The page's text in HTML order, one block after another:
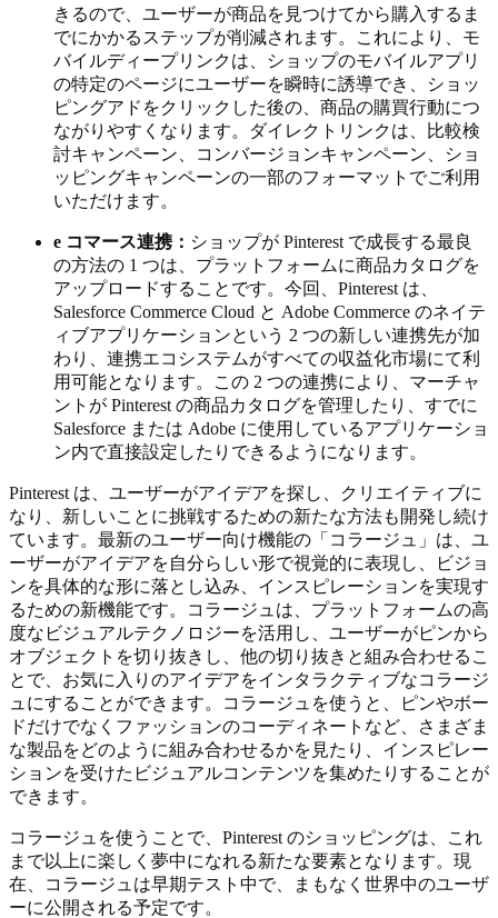
きるので、ユーザーが商品を見つけてから購入するま
でにかかるステップが削減されます。これにより、モ
バイルディープリンクは、ショップのモバイルアプリ
の特定のページにユーザーを瞬時に誘導でき、ショッ
ピングアドをクリックした後の、商品の購買行動につ
ながりやすくなります。ダイレクトリンクは、比較検
討キャンペーン、コンバージョンキャンペーン、ショ
ッピングキャンペーンの一部のフォーマットでご利用
いただけます。
e コマース連携： ショップが Pinterest で成長する最良
の方法の 1 つは、プラットフォームに商品カタログを
アップロードすることです。今回、Pinterest は、
Salesforce Commerce Cloud と Adobe Commerce のネイテ
ィブアプリケーションという 2 つの新しい連携先が加
わり、連携エコシステムがすべての収益化市場にて利
用可能となります。この 2 つの連携により、マーチャ
ントが Pinterest の商品カタログを管理したり、すでに
Salesforce または Adobe に使用しているアプリケーショ
ン内で直接設定したりできるようになります。
Pinterest は、ユーザーがアイデアを探し、クリエイティブに
なり、新しいことに挑戦するための新たな方法も開発し続け
ています。最新のユーザー向け機能の「コラージュ」は、ユ
ーザーがアイデアを自分らしい形で視覚的に表現し、ビジョ
ンを具体的な形に落とし込み、インスピレーションを実現す
るための新機能です。コラージュは、プラットフォームの高
度なビジュアルテクノロジーを活用し、ユーザーがピンから
オブジェクトを切り抜きし、他の切り抜きと組み合わせるこ
とで、お気に入りのアイデアをインタラクティブなコラージ
ュにすることができます。コラージュを使うと、ピンやボー
ドだけでなくファッションのコーディネートなど、さまざま
な製品をどのように組み合わせるかを見たり、インスピレー
ションを受けたビジュアルコンテンツを集めたりすることが
できます。
コラージュを使うことで、Pinterest のショッピングは、これ
まで以上に楽しく夢中になれる新たな要素となります。現
在、コラージュは早期テスト中で、まもなく世界中のユーザ
ーに公開される予定です。